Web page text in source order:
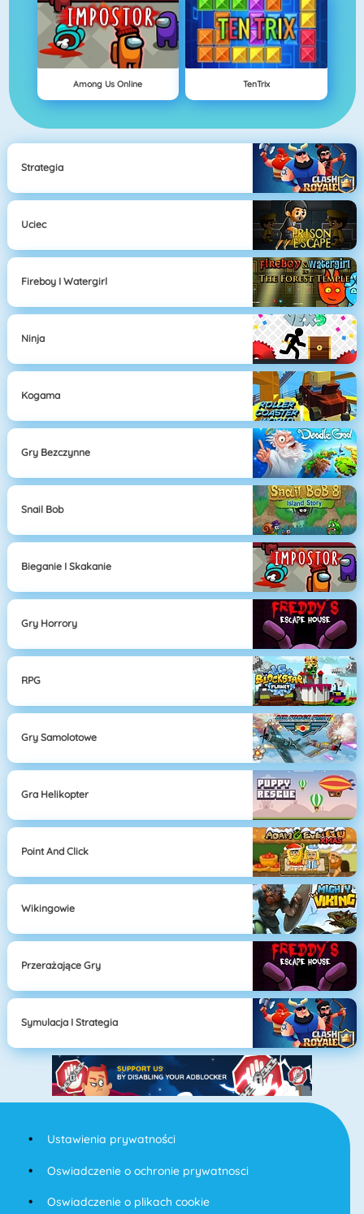
Among Us Online TenTrix
Strategia
Uciec
Fireboy I Watergirl
Ninja
Kogama
Gry Bezczynne
Snail Bob
Bieganie I Skakanie
Gry Horrory
RPG
Gry Samolotowe
Gra Helikopter
Point And Click
Wikingowie
Przerażające Gry
Symulacja I Strategia
Ustawienia prywatności
Oswiadczenie o ochronie prywatnosci
Oswiadczenie o plikach cookie